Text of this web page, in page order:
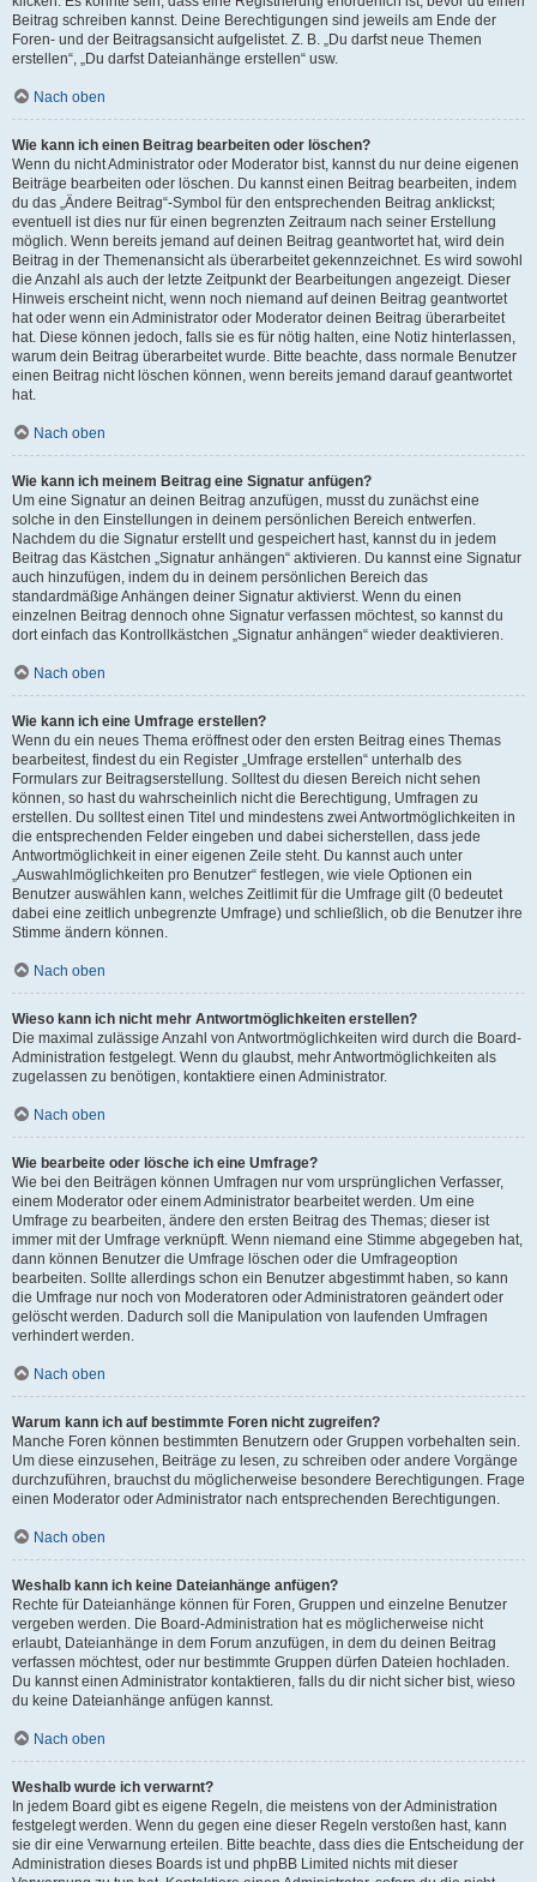
Beitrag schreiben kannst. Deine Berechtigungen sind jeweils am Ende der
Foren- und der Beitragsansicht aufgelistet. Z. B. „Du darfst neue Themen
erstellen“, „Du darfst Dateianhänge erstellen“ usw.
Nach oben
Wie kann ich einen Beitrag bearbeiten oder löschen?
Wenn du nicht Administrator oder Moderator bist, kannst du nur deine eigenen
Beiträge bearbeiten oder löschen. Du kannst einen Beitrag bearbeiten, indem
du das „Ändere Beitrag“-Symbol für den entsprechenden Beitrag anklickst;
eventuell ist dies nur für einen begrenzten Zeitraum nach seiner Erstellung
möglich. Wenn bereits jemand auf deinen Beitrag geantwortet hat, wird dein
Beitrag in der Themenansicht als überarbeitet gekennzeichnet. Es wird sowohl
die Anzahl als auch der letzte Zeitpunkt der Bearbeitungen angezeigt. Dieser
Hinweis erscheint nicht, wenn noch niemand auf deinen Beitrag geantwortet
hat oder wenn ein Administrator oder Moderator deinen Beitrag überarbeitet
hat. Diese können jedoch, falls sie es für nötig halten, eine Notiz hinterlassen,
warum dein Beitrag überarbeitet wurde. Bitte beachte, dass normale Benutzer
einen Beitrag nicht löschen können, wenn bereits jemand darauf geantwortet
hat.
Nach oben
Wie kann ich meinem Beitrag eine Signatur anfügen?
Um eine Signatur an deinen Beitrag anzufügen, musst du zunächst eine
solche in den Einstellungen in deinem persönlichen Bereich entwerfen.
Nachdem du die Signatur erstellt und gespeichert hast, kannst du in jedem
Beitrag das Kästchen „Signatur anhängen“ aktivieren. Du kannst eine Signatur
auch hinzufügen, indem du in deinem persönlichen Bereich das
standardmäßige Anhängen deiner Signatur aktivierst. Wenn du einen
einzelnen Beitrag dennoch ohne Signatur verfassen möchtest, so kannst du
dort einfach das Kontrollkästchen „Signatur anhängen“ wieder deaktivieren.
Nach oben
Wie kann ich eine Umfrage erstellen?
Wenn du ein neues Thema eröffnest oder den ersten Beitrag eines Themas
bearbeitest, findest du ein Register „Umfrage erstellen“ unterhalb des
Formulars zur Beitragserstellung. Solltest du diesen Bereich nicht sehen
können, so hast du wahrscheinlich nicht die Berechtigung, Umfragen zu
erstellen. Du solltest einen Titel und mindestens zwei Antwortmöglichkeiten in
die entsprechenden Felder eingeben und dabei sicherstellen, dass jede
Antwortmöglichkeit in einer eigenen Zeile steht. Du kannst auch unter
„Auswahlmöglichkeiten pro Benutzer“ festlegen, wie viele Optionen ein
Benutzer auswählen kann, welches Zeitlimit für die Umfrage gilt (0 bedeutet
dabei eine zeitlich unbegrenzte Umfrage) und schließlich, ob die Benutzer ihre
Stimme ändern können.
Nach oben
Wieso kann ich nicht mehr Antwortmöglichkeiten erstellen?
Die maximal zulässige Anzahl von Antwortmöglichkeiten wird durch die Board-
Administration festgelegt. Wenn du glaubst, mehr Antwortmöglichkeiten als
zugelassen zu benötigen, kontaktiere einen Administrator.
Nach oben
Wie bearbeite oder lösche ich eine Umfrage?
Wie bei den Beiträgen können Umfragen nur vom ursprünglichen Verfasser,
einem Moderator oder einem Administrator bearbeitet werden. Um eine
Umfrage zu bearbeiten, ändere den ersten Beitrag des Themas; dieser ist
immer mit der Umfrage verknüpft. Wenn niemand eine Stimme abgegeben hat,
dann können Benutzer die Umfrage löschen oder die Umfrageoption
bearbeiten. Sollte allerdings schon ein Benutzer abgestimmt haben, so kann
die Umfrage nur noch von Moderatoren oder Administratoren geändert oder
gelöscht werden. Dadurch soll die Manipulation von laufenden Umfragen
verhindert werden.
Nach oben
Warum kann ich auf bestimmte Foren nicht zugreifen?
Manche Foren können bestimmten Benutzern oder Gruppen vorbehalten sein.
Um diese einzusehen, Beiträge zu lesen, zu schreiben oder andere Vorgänge
durchzuführen, brauchst du möglicherweise besondere Berechtigungen. Frage
einen Moderator oder Administrator nach entsprechenden Berechtigungen.
Nach oben
Weshalb kann ich keine Dateianhänge anfügen?
Rechte für Dateianhänge können für Foren, Gruppen und einzelne Benutzer
vergeben werden. Die Board-Administration hat es möglicherweise nicht
erlaubt, Dateianhänge in dem Forum anzufügen, in dem du deinen Beitrag
verfassen möchtest, oder nur bestimmte Gruppen dürfen Dateien hochladen.
Du kannst einen Administrator kontaktieren, falls du dir nicht sicher bist, wieso
du keine Dateianhänge anfügen kannst.
Nach oben
Weshalb wurde ich verwarnt?
In jedem Board gibt es eigene Regeln, die meistens von der Administration
festgelegt werden. Wenn du gegen eine dieser Regeln verstoßen hast, kann
sie dir eine Verwarnung erteilen. Bitte beachte, dass dies die Entscheidung der
Administration dieses Boards ist und phpBB Limited nichts mit dieser